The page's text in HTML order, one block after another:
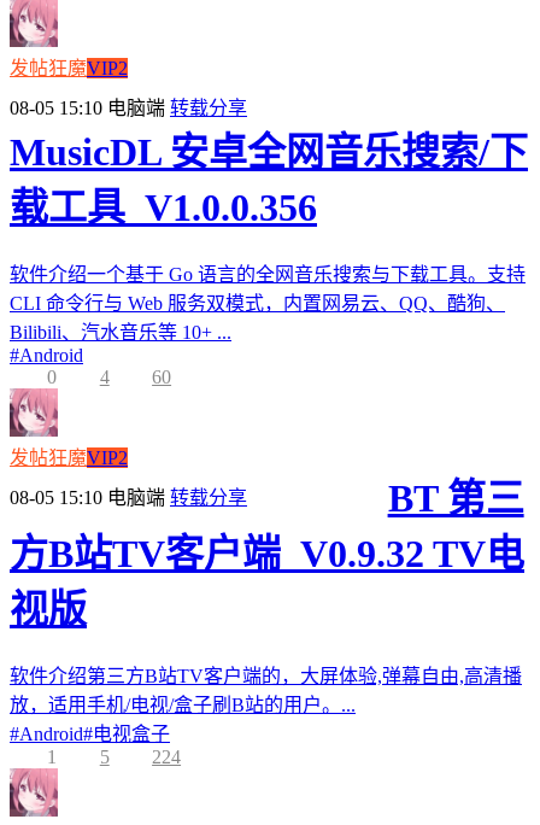
发帖狂魔VIP2
08-05 15:10 电脑端 转载分享
MusicDL 安卓全网音乐搜索/下
载工具_V1.0.0.356
软件介绍一个基于 Go 语言的全网音乐搜索与下载工具。支持
CLI 命令行与 Web 服务双模式，内置网易云、QQ、酷狗、
Bilibili、汽水音乐等 10+ ...
#Android
0
4 60
发帖狂魔VIP2
08-05 15:10 电脑端 转载分享
BT 第三
方B站TV客户端_V0.9.32 TV电
视版
软件介绍第三方B站TV客户端的，大屏体验,弹幕自由,高清播
放，适用手机/电视/盒子刷B站的用户。...
#Android#电视盒子
1
5 224